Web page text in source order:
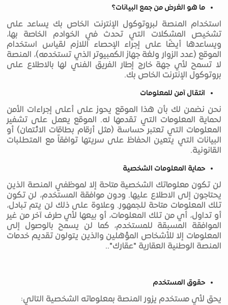
ما هو الغرض من جمع البيانات؟
استخدام المنصة لبروتوكول الإنترنت الخاص بك يساعد على
تشخيص المشكلات التي تحدث في الخوادم الخاصة بها،
ويساعدها أيضًا على إجراء الإحصاء اللازم لقياس استخدام
الموقع (عدد الزوار ولغة جهاز الكمبيوتر الذي تستخدمه)، المنصة
لا تسمح لأي جهة خارج إطار الفريق الفني لها بالاطلاع على
بروتوكول الإنترنت الخاص بك.
انتقال آمن للمعلومات
نحن نضمن لك بأن هذا الموقع يحوز على أعلى إجراءات الأمن
لحماية المعلومات التي تقدمها له. الموقع يعمل على تشفير
المعلومات التي تعتبر حساسة (مثل أرقام بطاقات الائتمان) أو
البيانات التي يتعين الحفاظ على سريتها توافقاً مع المتطلبات
القانونية.
حماية المعلومات الشخصية
لن تكون معلوماتك الشخصية متاحة إلا لموظفي المنصة الذين
يحتاجون إلى الاطلاع عليها. ودون موافقة المستخدم، لن تكون
تلك المعلومات متاحة للجمهور. وعلاوة على ذلك لن يتم تبادل،
أو تداول، أي من تلك المعلومات، أو بيعها لأي طرف آخر من غير
الموافقة المسبقة للمستخدم، كما لن يسمح بالوصول إلى
المعلومات إلا للأشخاص المؤهلين والذين يتولون تقديم خدمات
المنصة الوطنية العقارية "عقارك"..
حقوق المستخدم
يحق لأي مستخدم يزور المنصة بمعلوماته الشخصية التالي: